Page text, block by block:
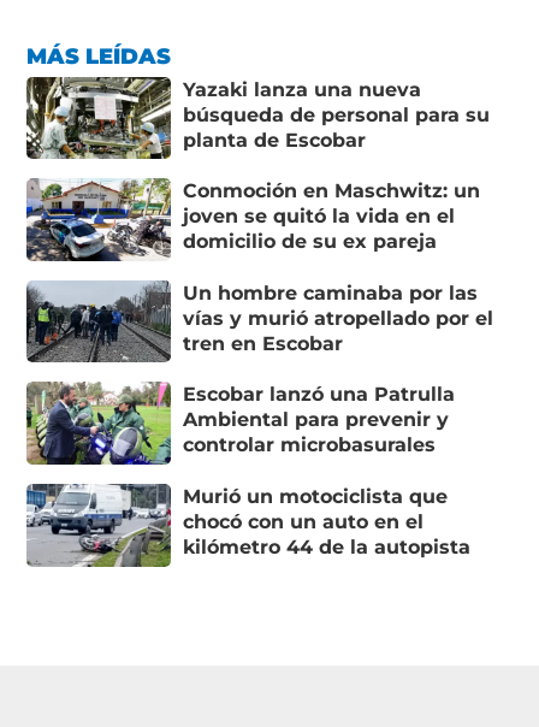
MÁS LEÍDAS
Yazaki lanza una nueva
búsqueda de personal para su
planta de Escobar
Conmoción en Maschwitz: un
joven se quitó la vida en el
domicilio de su ex pareja
Un hombre caminaba por las
vías y murió atropellado por el
tren en Escobar
Escobar lanzó una Patrulla
Ambiental para prevenir y
controlar microbasurales
Murió un motociclista que
chocó con un auto en el
kilómetro 44 de la autopista